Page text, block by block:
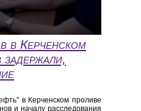
в Керченском
задержали,
в Керченском проливе
и началу расследования